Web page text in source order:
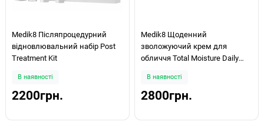
Medik8 Післяпроцедурний
відновлювальний набір Post
Treatment Kit
В наявності
2200грн.
Medik8 Щоденний
зволожуючий крем для
обличчя Total Moisture Daily
В наявності
2800грн.